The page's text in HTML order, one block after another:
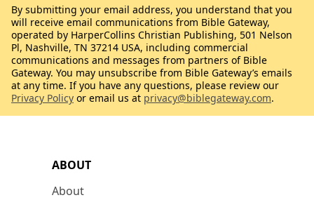
ABOUT
About
By submitting your email address, you understand that you
will receive email communications from Bible Gateway,
operated by HarperCollins Christian Publishing, 501 Nelson
Pl, Nashville, TN 37214 USA, including commercial
communications and messages from partners of Bible
Gateway. You may unsubscribe from Bible Gateway’s emails
at any time. If you have any questions, please review our
Privacy Policy or email us at privacy@biblegateway.com.